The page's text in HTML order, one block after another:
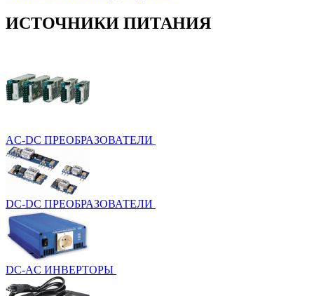
ИСТОЧНИКИ ПИТАНИЯ
AC-DC ПРЕОБРАЗОВАТЕЛИ
DC-DC ПРЕОБРАЗОВАТЕЛИ
DC-AC ИНВЕРТОРЫ